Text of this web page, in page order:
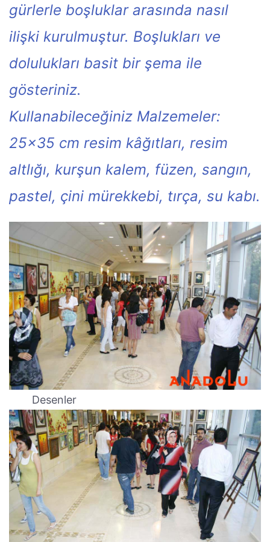
gürlerle boşluklar arasında nasıl
ilişki kurulmuştur. Boşlukları ve
dolulukları basit bir şema ile
gösteriniz.
Kullanabileceğiniz Malzemeler:
25×35 cm resim kâğıtları, resim
altlığı, kurşun kalem, füzen, sangın,
pastel, çini mürekkebi, tırça, su kabı.
Desenler